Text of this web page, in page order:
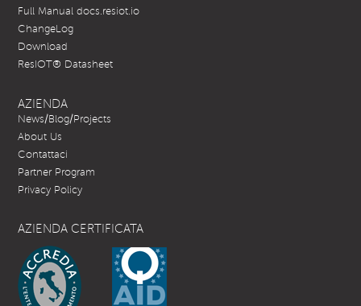
Full Manual docs.resiot.io
ChangeLog
Download
ResIOT® Datasheet
AZIENDA
News/Blog/Projects
About Us
Contattaci
Partner Program
Privacy Policy
AZIENDA CERTIFICATA